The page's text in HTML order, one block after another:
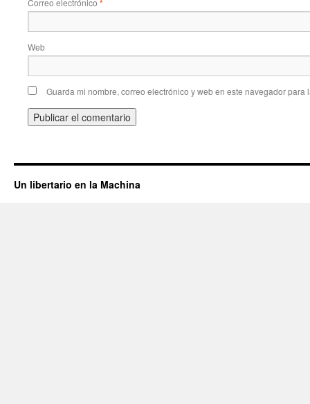
Correo electrónico *
Web
Guarda mi nombre, correo electrónico y web en este navegador para
Un libertario en la Machina